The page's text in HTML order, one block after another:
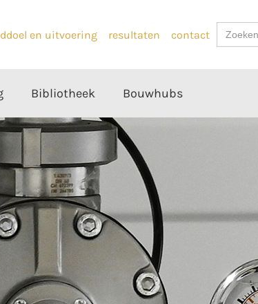
en uitvoering resultaten contact
Zoek
naar:
Bibliotheek Bouwhubs